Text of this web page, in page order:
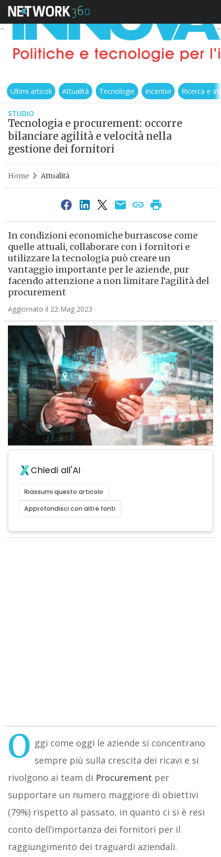
Ultimi articoli Attualità Tecnologie Incentivi Ricerca e
STUDIO
Tecnologia e procurement: occorre
bilanciare agilità e velocità nella
gestione dei fornitori
Home Attualità
In condizioni economiche burrascose come
quelle attuali, collaborare con i fornitori e
utilizzare la tecnologia può creare un
vantaggio importante per le aziende, pur
facendo attenzione a non limitare l’agilità del
procurement
Aggiornato il 22 Mag 2023
Chiedi all'AI
Riassumi questo articolo
Approfondisci con altre fonti
O ggi come oggi le aziende si concentrano
sempre più sulla crescita dei ricavi e si
rivolgono ai team di Procurement per
supportare un numero maggiore di obiettivi
(79%) rispetto al passato, in quanto ci si è resi
conto dell’importanza dei fornitori per il
raggiungimento dei traguardi aziendali.